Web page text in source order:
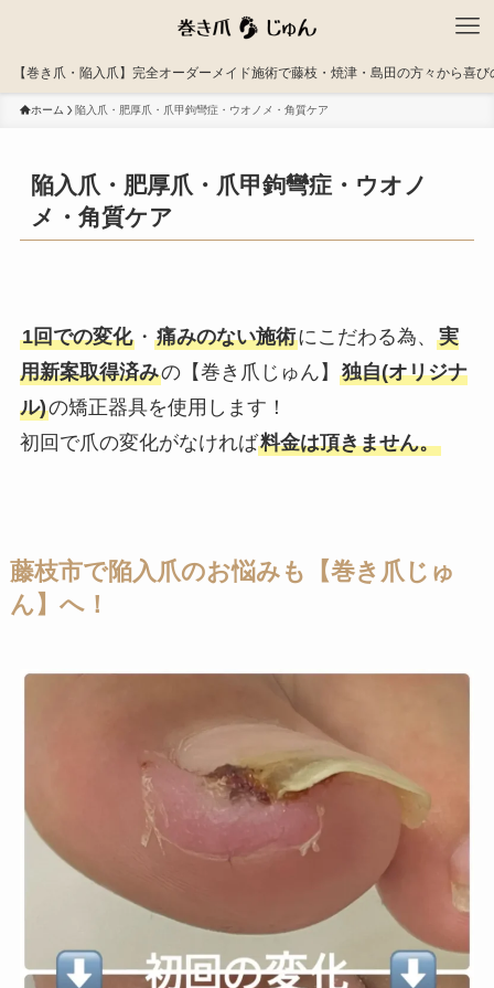
【巻き爪・陥入爪】完全オーダーメイド施術で藤枝・焼津・島田の方々から喜
ホーム 陥入爪・肥厚爪・爪甲鉤彎症・ウオノメ・角質ケア
陥入爪・肥厚爪・爪甲鉤彎症・ウオノ
メ・角質ケア
1回での変化・ 痛みのない施術にこだわる為、 実
用新案取得済みの【巻き爪じゅん】 独自(オリジナ
ル)の矯正器具を使用します！
初回で爪の変化がなければ料金は頂きません。
藤枝市で陥入爪のお悩みも【巻き爪じゅ
ん】へ！